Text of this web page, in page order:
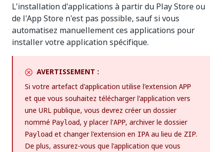
L'installation d'applications à partir du Play Store ou
de l'App Store n'est pas possible, sauf si vous
automatisez manuellement ces applications pour
installer votre application spécifique.
AVERTISSEMENT :
Si votre artefact d'application utilise l'extension APP
et que vous souhaitez télécharger l'application vers
une URL publique, vous devrez créer un dossier
nommé Payload, y placer l'APP, archiver le dossier
Payload et changer l'extension en IPA au lieu de ZIP.
De plus, assurez-vous que l'application que vous